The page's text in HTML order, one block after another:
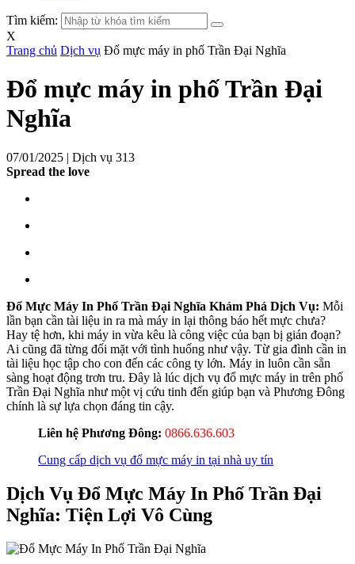
Tìm kiếm:
X
Trang chủ Dịch vụ Đổ mực máy in phố Trần Đại Nghĩa
Đổ mực máy in phố Trần Đại
Nghĩa
07/01/2025 | Dịch vụ 313
Spread the love
Đổ Mực Máy In Phố Trần Đại Nghĩa Khám Phá Dịch Vụ: Mỗi
lần bạn cần tài liệu in ra mà máy in lại thông báo hết mực chưa?
Hay tệ hơn, khi máy in vừa kêu là công việc của bạn bị gián đoạn?
Ai cũng đã từng đối mặt với tình huống như vậy. Từ gia đình cần in
tài liệu học tập cho con đến các công ty lớn. Máy in luôn cần sẵn
sàng hoạt động trơn tru. Đây là lúc dịch vụ đổ mực máy in trên phố
Trần Đại Nghĩa như một vị cứu tinh đến giúp bạn và Phương Đông
chính là sự lựa chọn đáng tin cậy.
Liên hệ Phương Đông: 0866.636.603
Cung cấp dịch vụ đổ mực máy in tại nhà uy tín
Dịch Vụ Đổ Mực Máy In Phố Trần Đại
Nghĩa: Tiện Lợi Vô Cùng